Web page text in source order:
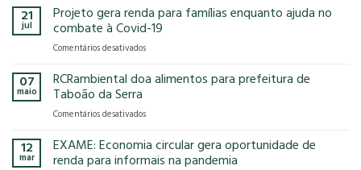
Que
Reciclar
21
jul
Projeto gera renda para famílias enquanto ajuda no
combate à Covid-19
Comentários desativadosem
gera
famílias
ajuda
no
07
maio
RCRambiental doa alimentos para prefeitura de
Taboão da Serra
Comentários desativadosem
doa
alimentos
12
mar
EXAME: Economia circular gera oportunidade de
renda para informais na pandemia